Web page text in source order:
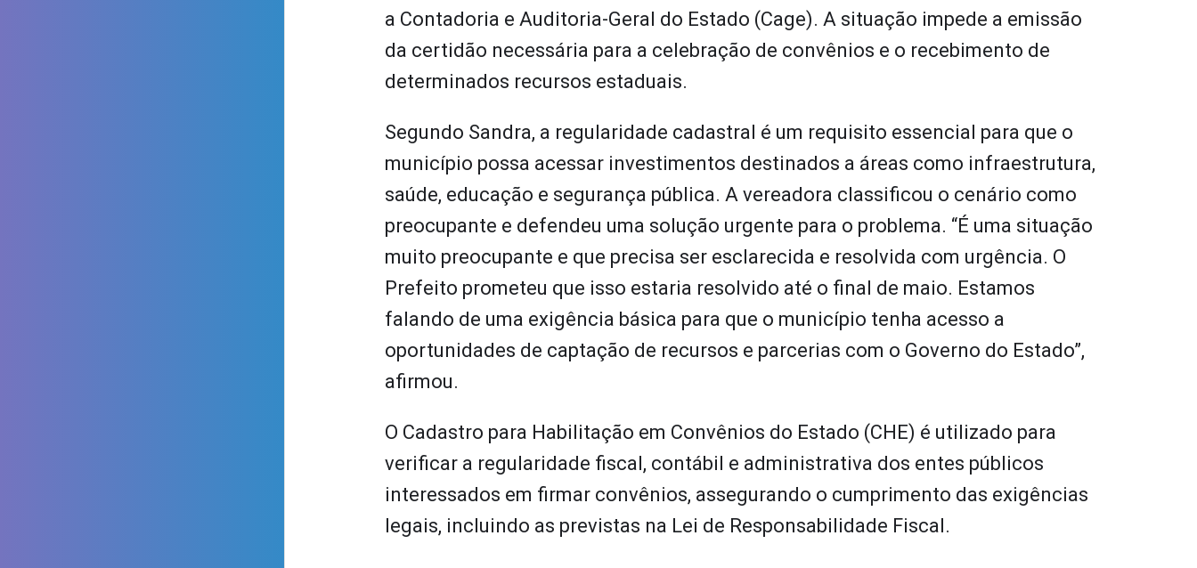
a Contadoria e Auditoria-Geral do Estado (Cage). A situação impede a emissão
da certidão necessária para a celebração de convênios e o recebimento de
determinados recursos estaduais.
Segundo Sandra, a regularidade cadastral é um requisito essencial para que o
município possa acessar investimentos destinados a áreas como infraestrutura,
saúde, educação e segurança pública. A vereadora classificou o cenário como
preocupante e defendeu uma solução urgente para o problema. “É uma situação
muito preocupante e que precisa ser esclarecida e resolvida com urgência. O
Prefeito prometeu que isso estaria resolvido até o final de maio. Estamos
falando de uma exigência básica para que o município tenha acesso a
oportunidades de captação de recursos e parcerias com o Governo do Estado”,
afirmou.
O Cadastro para Habilitação em Convênios do Estado (CHE) é utilizado para
verificar a regularidade fiscal, contábil e administrativa dos entes públicos
interessados em firmar convênios, assegurando o cumprimento das exigências
legais, incluindo as previstas na Lei de Responsabilidade Fiscal.